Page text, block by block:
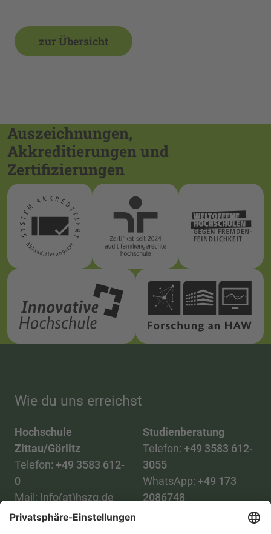
zur Übersicht
Auszeichnungen,
Akkreditierungen und
Zertifizierungen
Wie du uns erreichst
Hochschule
Zittau/Görlitz
Telefon: +49 3583 612-
0
Mail: info(at)hszg.de
Studienberatung
Telefon: +49 3583 612-
3055
WhatsApp: +49 173
2086748